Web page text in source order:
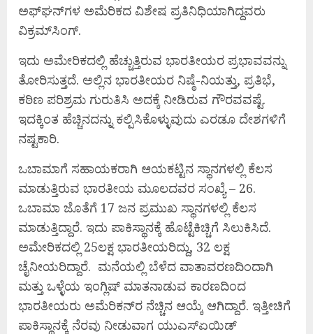
ಅಫ್‌ಘನ್‌ಗಳ ಅಮೆರಿಕದ ವಿಶೇಷ ಪ್ರತಿನಿಧಿಯಾಗಿದ್ದವರು
ವಿಕ್ರಮ್‌ಸಿಂಗ್.
ಇದು ಅಮೇರಿಕದಲ್ಲಿ ಹೆಚ್ಚುತ್ತಿರುವ ಭಾರತೀಯರ ಪ್ರಭಾವವನ್ನು
ತೋರಿಸುತ್ತದೆ. ಅಲ್ಲಿನ ಭಾರತೀಯರ ನಿಷ್ಠೆ-ನಿಯತ್ತು, ಪ್ರತಿಭೆ,
ಕಠಿಣ ಪರಿಶ್ರಮ ಗುರುತಿಸಿ ಅದಕ್ಕೆ ನೀಡಿರುವ ಗೌರವವಷ್ಟೆ.
ಇದಕ್ಕಿಂತ ಹೆಚ್ಚಿನದನ್ನು ಕಲ್ಪಿಸಿಕೊಳ್ಳುವುದು ಎರಡೂ ದೇಶಗಳಿಗೆ
ನಷ್ಟಕಾರಿ.
ಒಬಾಮಾಗೆ ಸಹಾಯಕರಾಗಿ ಆಯಕಟ್ಟಿನ ಸ್ಥಾನಗಳಲ್ಲಿ ಕೆಲಸ
ಮಾಡುತ್ತಿರುವ ಭಾರತೀಯ ಮೂಲದವರ ಸಂಖ್ಯೆ – 26.
ಒಬಾಮಾ ಜೊತೆಗೆ 17 ಜನ ಪ್ರಮುಖ ಸ್ಥಾನಗಳಲ್ಲಿ ಕೆಲಸ
ಮಾಡುತ್ತಿದ್ದಾರೆ. ಇದು ಪಾಕಿಸ್ಥಾನಕ್ಕೆ ಹೊಟ್ಟೆಕಿಚ್ಚಿಗೆ ಸಿಲುಕಿಸಿದೆ.
ಅಮೇರಿಕದಲ್ಲಿ 25ಲಕ್ಷ ಭಾರತೀಯರಿದ್ದು, 32 ಲಕ್ಷ
ಚೈನೀಯರಿದ್ದಾರೆ. ಮನೆಯಲ್ಲಿ ಬೆಳೆದ ವಾತಾವರಣದಿಂದಾಗಿ
ಮತ್ತು ಒಳ್ಳೆಯ ಇಂಗ್ಲಿಷ್ ಮಾತನಾಡುವ ಕಾರಣದಿಂದ
ಭಾರತೀಯರು ಅಮೆರಿಕನ್‌ರ ನೆಚ್ಚಿನ ಆಯ್ಕೆ ಆಗಿದ್ದಾರೆ. ಇತ್ತೀಚಿಗೆ
ಪಾಕಿಸ್ಥಾನಕ್ಕೆ ನೆರವು ನೀಡುವಾಗ ಯುಎಸ್‌ಏಯಿಡ್